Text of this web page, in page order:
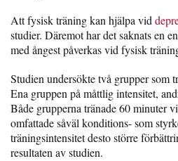
Att fysisk träning kan hjälpa vid
studier. Däremot har det saknats en
med ångest påverkas vid fysisk
Studien undersökte två grupper som
Ena gruppen på måttlig intensitet,
Både grupperna tränade 60 minuter
omfattade såväl konditions- som
träningsintensitet desto större
resultaten av studien.